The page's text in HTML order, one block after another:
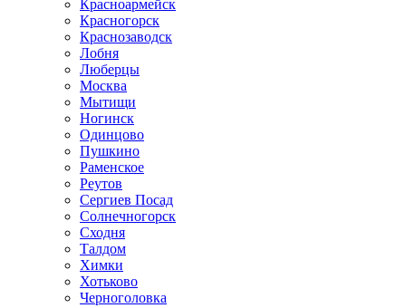
Красноармейск
Красногорск
Краснозаводск
Лобня
Люберцы
Москва
Мытищи
Ногинск
Одинцово
Пушкино
Раменское
Реутов
Сергиев Посад
Солнечногорск
Сходня
Талдом
Химки
Хотьково
Черноголовка